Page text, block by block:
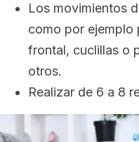
Los movimientos
como por ejemplo
frontal, cuclillas o
otros.
Realizar de 6 a 8